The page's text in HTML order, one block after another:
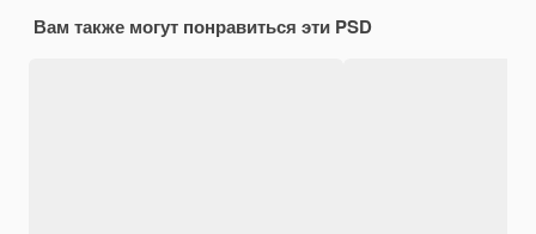
Вам также могут понравиться эти PSD